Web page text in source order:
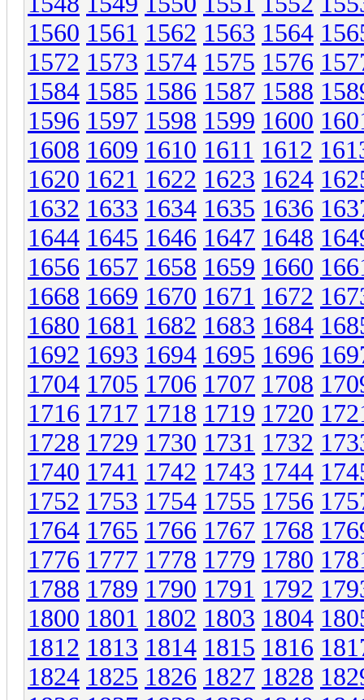
1560 1561 1562 1563 1564
1572 1573 1574 1575 1576
1584 1585 1586 1587 1588
1596 1597 1598 1599 1600
1608 1609 1610 1611 1612
1620 1621 1622 1623 1624
1632 1633 1634 1635 1636
1644 1645 1646 1647 1648
1656 1657 1658 1659 1660
1668 1669 1670 1671 1672
1680 1681 1682 1683 1684
1692 1693 1694 1695 1696
1704 1705 1706 1707 1708
1716 1717 1718 1719 1720
1728 1729 1730 1731 1732
1740 1741 1742 1743 1744
1752 1753 1754 1755 1756
1764 1765 1766 1767 1768
1776 1777 1778 1779 1780
1788 1789 1790 1791 1792
1800 1801 1802 1803 1804
1812 1813 1814 1815 1816
1824 1825 1826 1827 1828